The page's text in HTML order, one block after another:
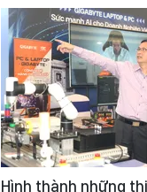
Hình thành những